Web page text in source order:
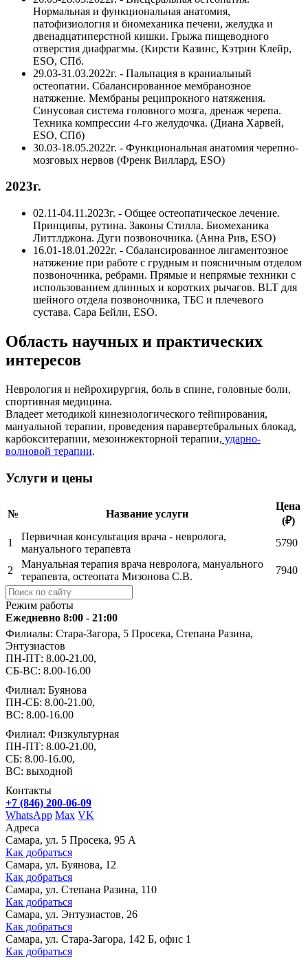
Нормальная и функциональная анатомия,
патофизиология и биомеханика печени, желудка и
двенадцатиперстной кишки. Грыжа пищеводного
отверстия диафрагмы. (Кирсти Казинс, Кэтрин Клейр,
ESO, СПб.
29.03-31.03.2022г. - Пальпация в краниальный
остеопатии. Сбалансированное мембранозное
натяжение. Мембраны реципрокного натяжения.
Синусовая система головного мозга, дренаж черепа.
Техника компрессии 4-го желудочка. (Диана Харвей,
ESO, СПб)
30.03-18.05.2022г. - Функциональная анатомия черепно-
мозговых нервов (Френк Виллард, ESO)
2023г.
02.11-04.11.2023г. - Общее остеопатическое лечение.
Принципы, рутина. Законы Стилла. Биомеханика
Литтлджона. Дуги позвоночника. (Анна Рив, ESO)
16.01-18.01.2022г. - Сбалансированное лигаментозное
натяжение при работе с грудным и поясничным отделом
позвоночника, ребрами. Прямые и непрямые техники с
использованием длинных и коротких рычагов. BLT для
шейного отдела позвоночника, ТБС и плечевого
сустава. Сара Бейли, ESO.
Область научных и практических
интересов
Неврология и нейрохирургия, боль в спине, головные боли,
спортивная медицина.
Владеет методикой кинезиологического тейпирования,
мануальной терапии, проведения паравертебральных блокад,
карбокситерапии, мезоинжекторной терапии, ударно-
волновой терапии.
Услуги и цены
№ Название услуги
Цена
(₽)
1
Первичная консультация врача - невролога,
мануального терапевта
5790
2
Мануальная терапия врача невролога, мануального
терапевта, остеопата Мизонова С.В.
7940
Режим работы
Ежедневно 8:00 - 21:00
Филиалы: Стара-Загора, 5 Просека, Степана Разина,
Энтузиастов
ПН-ПТ: 8.00-21.00,
СБ-ВС: 8.00-16.00
Филиал: Буянова
ПН-СБ: 8.00-21.00,
ВС: 8.00-16.00
Филиал: Физкультурная
ПН-ПТ: 8.00-21.00,
СБ: 8.00-16.00,
ВС: выходной
Контакты
+7 (846) 200-06-09
WhatsApp Max VK
Адреса
Самара, ул. 5 Просека, 95 А
Как добраться
Самара, ул. Буянова, 12
Как добраться
Самара, ул. Степана Разина, 110
Как добраться
Самара, ул. Энтузиастов, 26
Как добраться
Самара, ул. Стара-Загора, 142 Б, офис 1
Как добраться